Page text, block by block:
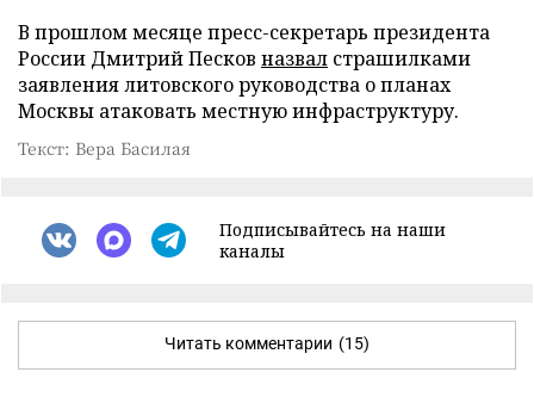
В прошлом месяце пресс-секретарь президента
России Дмитрий Песков назвал страшилками
заявления литовского руководства о планах
Москвы атаковать местную инфраструктуру.
Текст: Вера Басилая
Подписывайтесь на наши
каналы
Читать комментарии (15)